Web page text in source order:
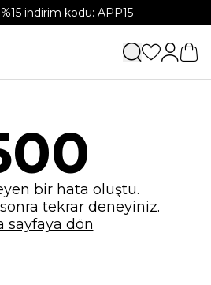
indirim kodu: APP15
bir hata oluştu.
tekrar deneyiniz.
sayfaya dön